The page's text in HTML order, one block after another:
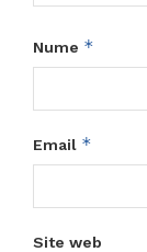
Nume *
Email *
Site web